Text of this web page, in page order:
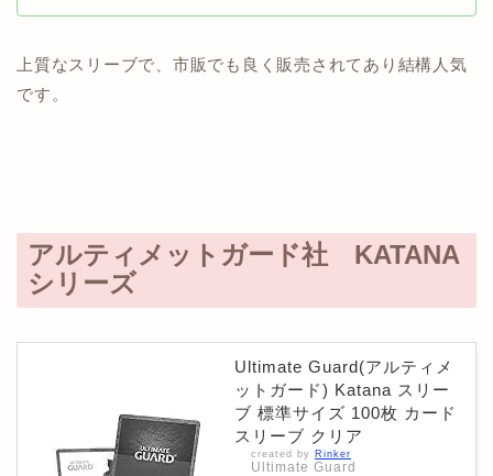
上質なスリーブで、市販でも良く販売されてあり結構人気
です。
アルティメットガード社 KATANA
シリーズ
Ultimate Guard(アルティメ
ットガード) Katana スリー
ブ 標準サイズ 100枚 カード
スリーブ クリア
created by Rinker
Ultimate Guard